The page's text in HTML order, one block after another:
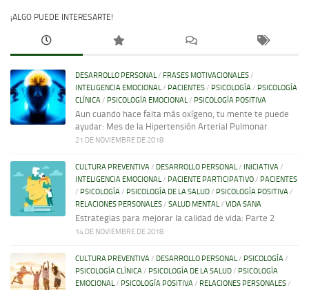
¡ALGO PUEDE INTERESARTE!
DESARROLLO PERSONAL/ FRASES MOTIVACIONALES/
INTELIGENCIA EMOCIONAL/ PACIENTES/ PSICOLOGÍA/ PSICOLOGÍA
CLÍNICA/ PSICOLOGÍA EMOCIONAL/ PSICOLOGÍA POSITIVA
Aun cuando hace falta más oxígeno, tu mente te puede
ayudar: Mes de la Hipertensión Arterial Pulmonar
21 DE NOVIEMBRE DE 2018
CULTURA PREVENTIVA/ DESARROLLO PERSONAL/ INICIATIVA/
INTELIGENCIA EMOCIONAL/ PACIENTE PARTICIPATIVO/ PACIENTES
/ PSICOLOGÍA/ PSICOLOGÍA DE LA SALUD/ PSICOLOGÍA POSITIVA/
RELACIONES PERSONALES/ SALUD MENTAL/ VIDA SANA
Estrategias para mejorar la calidad de vida: Parte 2
14 DE NOVIEMBRE DE 2018
CULTURA PREVENTIVA/ DESARROLLO PERSONAL/ PSICOLOGÍA/
PSICOLOGÍA CLÍNICA/ PSICOLOGÍA DE LA SALUD/ PSICOLOGÍA
EMOCIONAL/ PSICOLOGÍA POSITIVA/ RELACIONES PERSONALES/